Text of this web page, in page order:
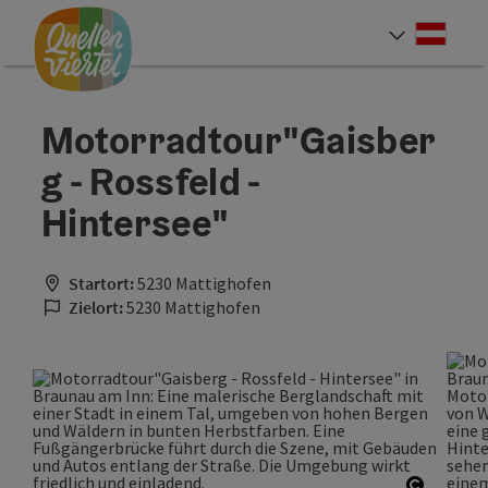
Zum Inhalt
Zur Navigation
Zum Seitenanfang
Motorradtour"Gaisber
g - Rossfeld -
Hintersee"
Startort:5230 Mattighofen
Zielort:5230 Mattighofen